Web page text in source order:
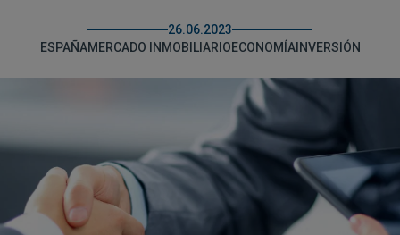
26.06.2023
ESPAÑAMERCADO INMOBILIARIOECONOMÍAINVERSIÓN